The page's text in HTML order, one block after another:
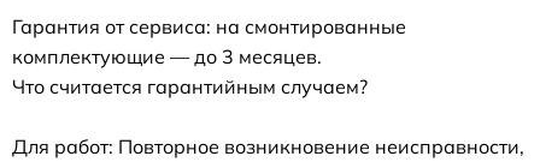
Гарантия от сервиса: на смонтированные
комплектующие — до 3 месяцев.
Что считается гарантийным случаем?
Для работ: Повторное возникновение неисправности,